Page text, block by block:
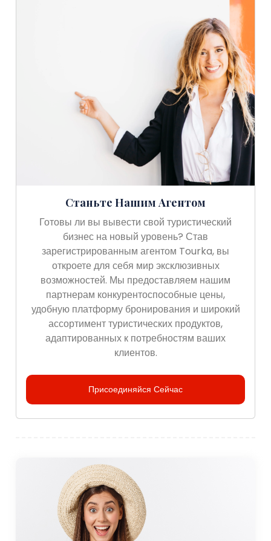
Станьте Нашим Агентом
Готовы ли вы вывести свой туристический
бизнес на новый уровень? Став
зарегистрированным агентом Tourka, вы
откроете для себя мир эксклюзивных
возможностей. Мы предоставляем нашим
партнерам конкурентоспособные цены,
удобную платформу бронирования и широкий
ассортимент туристических продуктов,
адаптированных к потребностям ваших
клиентов.
Присоединяйся Сейчас